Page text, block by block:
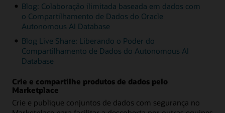
Blog: Colaboração ilimitada baseada em dados com
o Compartilhamento de Dados do Oracle
Autonomous AI Database
Blog Live Share: Liberando o Poder do
Compartilhamento de Dados do Autonomous AI
Database
Crie e compartilhe produtos de dados pelo
Marketplace
Crie e publique conjuntos de dados com segurança no